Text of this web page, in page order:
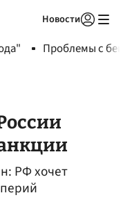
Новости
Проблемы с
РФ хочет